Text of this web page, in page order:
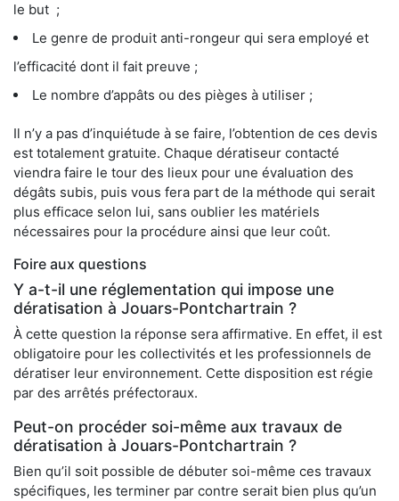
le but ;
Le genre de produit anti-rongeur qui sera employé et
l’efficacité dont il fait preuve ;
Le nombre d’appâts ou des pièges à utiliser ;
Il n’y a pas d’inquiétude à se faire, l’obtention de ces devis
est totalement gratuite. Chaque dératiseur contacté
viendra faire le tour des lieux pour une évaluation des
dégâts subis, puis vous fera part de la méthode qui serait
plus efficace selon lui, sans oublier les matériels
nécessaires pour la procédure ainsi que leur coût.
Foire aux questions
Y a-t-il une réglementation qui impose une
dératisation à Jouars-Pontchartrain ?
À cette question la réponse sera affirmative. En effet, il est
obligatoire pour les collectivités et les professionnels de
dératiser leur environnement. Cette disposition est régie
par des arrêtés préfectoraux.
Peut-on procéder soi-même aux travaux de
dératisation à Jouars-Pontchartrain ?
Bien qu’il soit possible de débuter soi-même ces travaux
spécifiques, les terminer par contre serait bien plus qu’un